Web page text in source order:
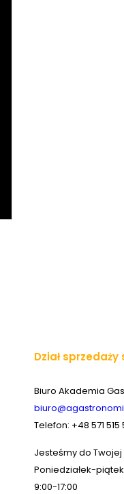
Dział sprzedaży
Biuro Akademia
Telefon: +48 571 515
Jesteśmy do
Poniedziałek-piątek
9:00-17:00